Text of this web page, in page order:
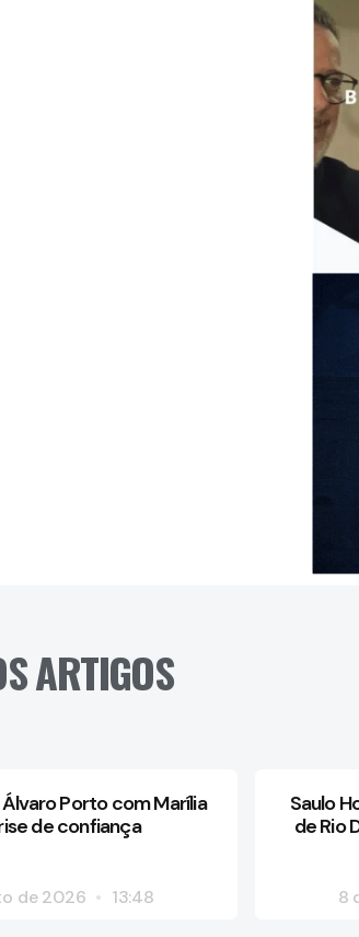
ARTIGOS
Porto com Marília
de confiança
de 2026 13:48
Saulo
de Rio
8